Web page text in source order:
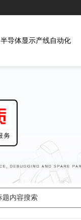
半导体显示产线自动化